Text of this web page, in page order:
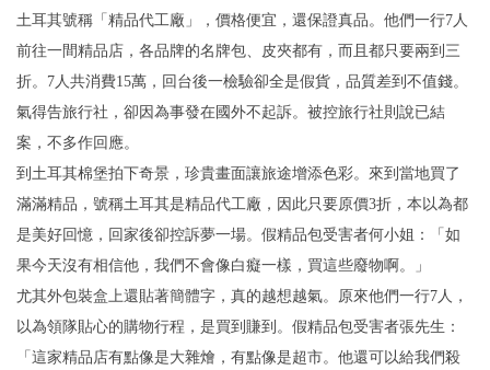
土耳其號稱「精品代工廠」，價格便宜，還保證真品。他們一行7人
前往一間精品店，各品牌的名牌包、皮夾都有，而且都只要兩到三
折。7人共消費15萬，回台後一檢驗卻全是假貨，品質差到不值錢。
氣得告旅行社，卻因為事發在國外不起訴。被控旅行社則說已結
案，不多作回應。
到土耳其棉堡拍下奇景，珍貴畫面讓旅途增添色彩。來到當地買了
滿滿精品，號稱土耳其是精品代工廠，因此只要原價3折，本以為都
是美好回憶，回家後卻控訴夢一場。假精品包受害者何小姐：「如
果今天沒有相信他，我們不會像白癡一樣，買這些廢物啊。」
尤其外包裝盒上還貼著簡體字，真的越想越氣。原來他們一行7人，
以為領隊貼心的購物行程，是買到賺到。假精品包受害者張先生：
「這家精品店有點像是大雜燴，有點像是超市。他還可以給我們殺